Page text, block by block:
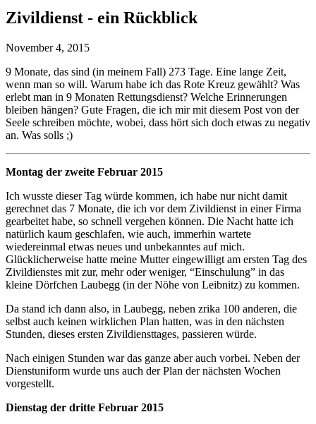
Zivildienst - ein Rückblick
November 4, 2015
9 Monate, das sind (in meinem Fall) 273 Tage. Eine lange Zeit,
wenn man so will. Warum habe ich das Rote Kreuz gewählt? Was
erlebt man in 9 Monaten Rettungsdienst? Welche Erinnerungen
bleiben hängen? Gute Fragen, die ich mir mit diesem Post von der
Seele schreiben möchte, wobei, dass hört sich doch etwas zu negativ
an. Was solls ;)
Montag der zweite Februar 2015
Ich wusste dieser Tag würde kommen, ich habe nur nicht damit
gerechnet das 7 Monate, die ich vor dem Zivildienst in einer Firma
gearbeitet habe, so schnell vergehen können. Die Nacht hatte ich
natürlich kaum geschlafen, wie auch, immerhin wartete
wiedereinmal etwas neues und unbekanntes auf mich.
Glücklicherweise hatte meine Mutter eingewilligt am ersten Tag des
Zivildienstes mit zur, mehr oder weniger, “Einschulung” in das
kleine Dörfchen Laubegg (in der Nöhe von Leibnitz) zu kommen.
Da stand ich dann also, in Laubegg, neben zrika 100 anderen, die
selbst auch keinen wirklichen Plan hatten, was in den nächsten
Stunden, dieses ersten Zivildiensttages, passieren würde.
Nach einigen Stunden war das ganze aber auch vorbei. Neben der
Dienstuniform wurde uns auch der Plan der nächsten Wochen
vorgestellt.
Dienstag der dritte Februar 2015